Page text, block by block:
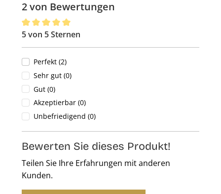
2 von Bewertungen
Durchschnittliche Bewertung von 5 von 5 Sternen
5 von 5 Sternen
Perfekt (2)
Sehr gut (0)
Gut (0)
Akzeptierbar (0)
Unbefriedigend (0)
Bewerten Sie dieses Produkt!
Teilen Sie Ihre Erfahrungen mit anderen
Kunden.